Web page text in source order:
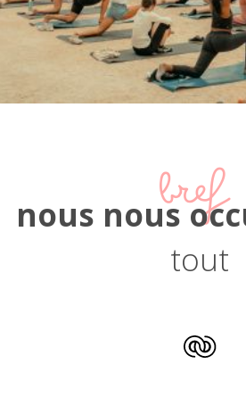
nous nous
tout
bref